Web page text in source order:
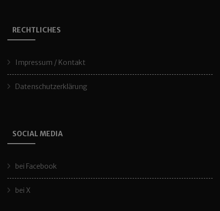
RECHTLICHES
Impressum / Kontakt
Datenschutzerklärung
SOCIAL MEDIA
bei Facebook
bei X